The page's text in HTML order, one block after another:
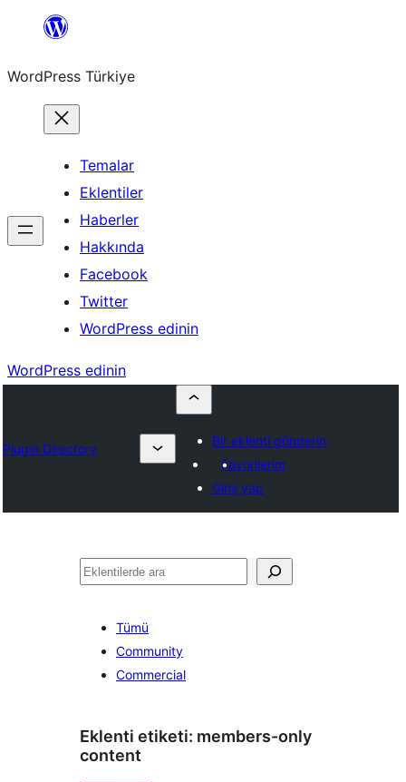
İçeriğe
WordPress Türkiye
Temalar
Eklentiler
Haberler
Hakkında
Facebook
Twitter
WordPress edinin
WordPress edinin
Plugin Directory
Bir eklenti gönderin
Favorilerim
Giriş yap
Ara
Tümü
Community
Commercial
Eklenti etiketi: members-only
content